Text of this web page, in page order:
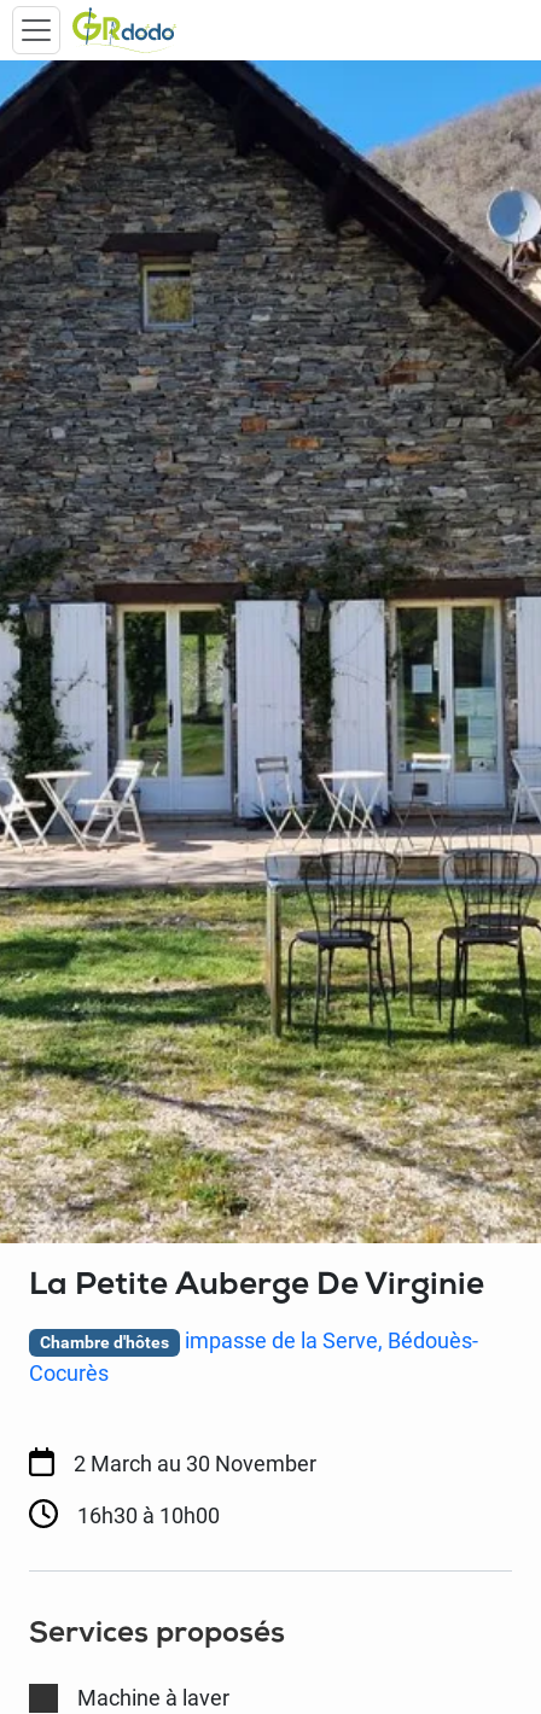
La Petite Auberge De Virginie
Chambre d'hôtes
impasse de la Serve, Bédouès-
Cocurès
Services proposés
Machine à laver
2 March au 30 November
16h30 à 10h00